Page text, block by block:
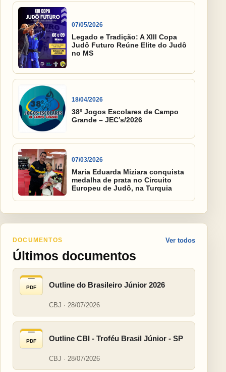
07/05/2026
Legado e Tradição: A XIII Copa
Judô Futuro Reúne Elite do Judô
no MS
18/04/2026
38º Jogos Escolares de Campo
Grande – JEC’s/2026
07/03/2026
Maria Eduarda Miziara conquista
medalha de prata no Circuito
Europeu de Judô, na Turquia
DOCUMENTOS
Últimos documentos
Ver todos
PDF Outline do Brasileiro Júnior 2026
CBJ · 28/07/2026
PDF Outline CBI - Troféu Brasil Júnior - SP
CBJ · 28/07/2026